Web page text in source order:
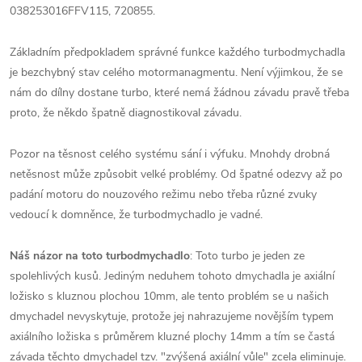
038253016FFV115, 720855.
Základním předpokladem správné funkce každého turbodmychadla
je bezchybný stav celého motormanagmentu. Není výjimkou, že se
nám do dílny dostane turbo, které nemá žádnou závadu pravě třeba
proto, že někdo špatně diagnostikoval závadu.
Pozor na těsnost celého systému sání i výfuku. Mnohdy drobná
netěsnost může způsobit velké problémy. Od špatné odezvy až po
padání motoru do nouzového režimu nebo třeba různé zvuky
vedoucí k domněnce, že turbodmychadlo je vadné.
Náš názor na toto turbodmychadlo: Toto turbo je jeden ze
spolehlivých kusů. Jediným neduhem tohoto dmychadla je axiální
ložisko s kluznou plochou 10mm, ale tento problém se u našich
dmychadel nevyskytuje, protože jej nahrazujeme novějším typem
axiálního ložiska s průměrem kluzné plochy 14mm a tím se častá
závada těchto dmychadel tzv. "zvýšená axiální vůle" zcela eliminuje.